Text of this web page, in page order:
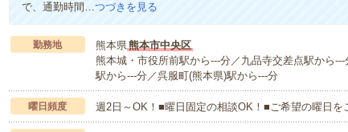
で、通勤時間…つづきを見る
勤務地 熊本県熊本市中央区
熊本城・市役所前駅から---分／九品寺交差点駅から
駅から---分／呉服町(熊本県)駅から---分
曜日頻度 週2日～OK！■曜日固定の相談OK！■ご希望の曜日を